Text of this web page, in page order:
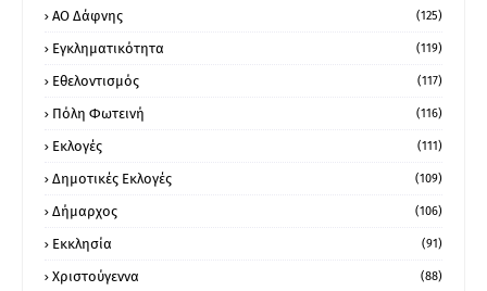
ΑΟ Δάφνης (125)
Εγκληματικότητα (119)
Εθελοντισμός (117)
Πόλη Φωτεινή (116)
Εκλογές (111)
Δημοτικές Εκλογές (109)
Δήμαρχος (106)
Εκκλησία (91)
Χριστούγεννα (88)